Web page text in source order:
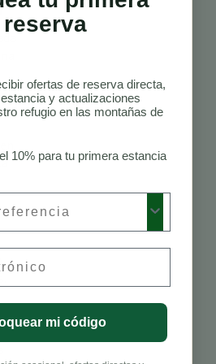
ofertas de reserva directa,
y actualizaciones
refugio en las montañas de
10% para tu primera estancia
mi código